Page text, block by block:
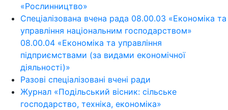
«Рослинництво»
Спеціалізована вчена рада 08.00.03 «Економіка та
управління національним господарством»
08.00.04 «Економіка та управління
підприємствами (за видами економічної
діяльності)»
Разові спеціалізовані вчені ради
Журнал «Подільський вісник: сільське
господарство, техніка, економіка»